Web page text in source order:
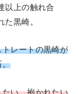
以上の触れ合
黒崎。
トレートの黒崎が
。
い、抱かれたい